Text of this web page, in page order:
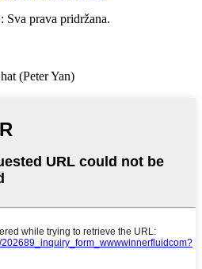
prava pridržana.
(Peter Yan)